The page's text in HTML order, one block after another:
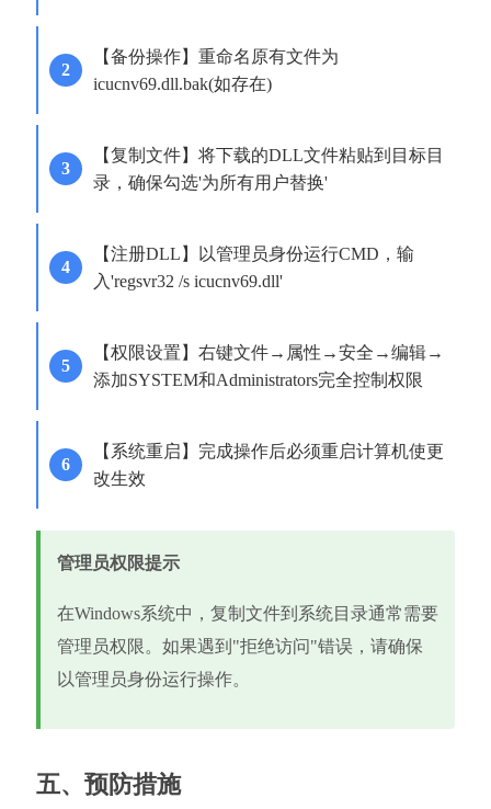
【备份操作】重命名原有文件为
icucnv69.dll.bak(如存在)
【复制文件】将下载的DLL文件粘贴到目标目
录，确保勾选'为所有用户替换'
【注册DLL】以管理员身份运行CMD，输
入'regsvr32 /s icucnv69.dll'
【权限设置】右键文件→属性→安全→编辑→
添加SYSTEM和Administrators完全控制权限
【系统重启】完成操作后必须重启计算机使更
改生效
管理员权限提示
在Windows系统中，复制文件到系统目录通常需要
管理员权限。如果遇到"拒绝访问"错误，请确保
以管理员身份运行操作。
五、预防措施